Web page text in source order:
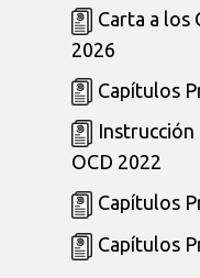
Carta a los
2026
Capítulos
Instrucción
OCD 2022
Capítulos
Capítulos